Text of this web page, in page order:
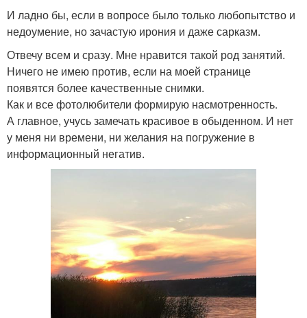
И ладно бы, если в вопросе было только любопытство и
недоумение, но зачастую ирония и даже сарказм.
Отвечу всем и сразу. Мне нравится такой род занятий.
Ничего не имею против, если на моей странице
появятся более качественные снимки.
Как и все фотолюбители формирую насмотренность.
А главное, учусь замечать красивое в обыденном. И нет
у меня ни времени, ни желания на погружение в
информационный негатив.